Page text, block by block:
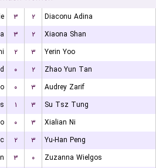
۳ ۲
Diaconu Adina
۳ ۲
Xiaona Shan
۲ ۳
Yerin Yoo
۰ ۲
Zhao Yun Tan
۰ ۳
Audrey Zarif
۱ ۳
Su Tsz Tung
۰ ۳
Xialian Ni
۲ ۳
Yu-Han Peng
۳ ۰
Zuzanna Wielgos